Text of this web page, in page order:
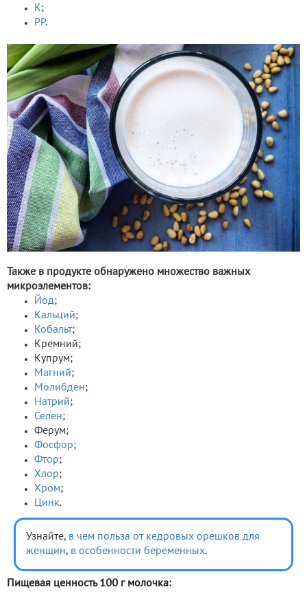
К;
РР.
Также в продукте обнаружено множество важных
микроэлементов:
Йод;
Кальций;
Кобальт;
Кремний;
Купрум;
Магний;
Молибден;
Натрий;
Селен;
Ферум;
Фосфор;
Фтор;
Хлор;
Хром;
Цинк.
Узнайте, в чем польза от кедровых орешков для
женщин, в особенности беременных.
Пищевая ценность 100 г молочка: